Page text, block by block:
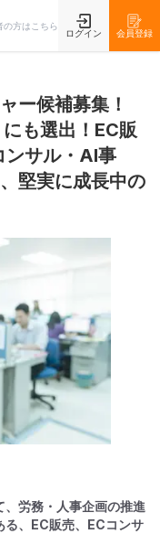
の方はこちら
ログイン 会員登録
ー候補募集！
も選出！EC販
ンサル・AI事
堅実に成長中の
労務・人事企画の推進
る、EC販売、ECコンサ